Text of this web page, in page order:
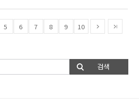
5 6 7 8 9 10